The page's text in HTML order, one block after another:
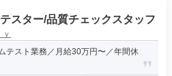
スター/品質チェックスタッフ
テスト業務／月給30万円〜／年間休